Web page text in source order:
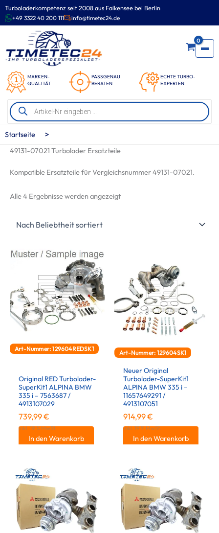
Turboladerkompetenz seit 2008 aus Falkensee bei Berlin
+49 3322 40 200 111 info@timetec24.de
MARKEN-
QUALITÄT
PASSGENAU
BERATEN
ECHTE TURBO-
EXPERTEN
0
Products
search
Zum
Inhalt
springen
Startseite >
49131-07021 Turbolader Ersatzteile
Kompatible Ersatzteile für Vergleichsnummer 49131-07021.
Alle 4 Ergebnisse werden angezeigtNach
Art-Nummer: 129604REDSK1
Original RED Turbolader-
SuperKit1 ALPINA BMW
335 i – 7563687 /
4913107029
739,99€
inkl. 19 % MwSt.
In den Warenkorb
Art-Nummer: 129604SK1
Neuer Original
Turbolader-SuperKit1
ALPINA BMW 335 i –
11657649291 /
4913107051
914,99€
inkl. 19 % MwSt.
In den Warenkorb